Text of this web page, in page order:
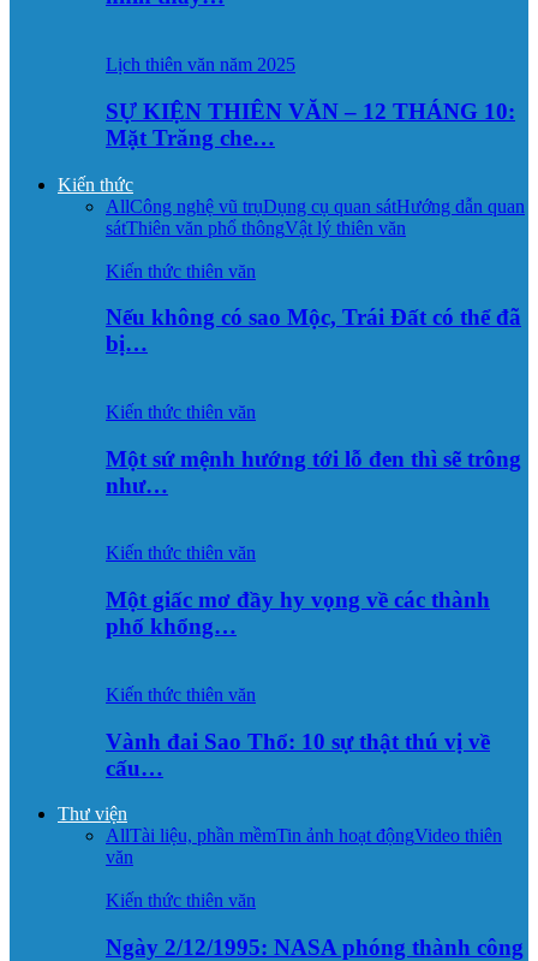
Lịch thiên văn năm 2025
SỰ KIỆN THIÊN VĂN – 12 THÁNG 10:
Mặt Trăng che…
Kiến thức
AllCông nghệ vũ trụDụng cụ quan sátHướng dẫn quan
sátThiên văn phổ thôngVật lý thiên văn
Kiến thức thiên văn
Nếu không có sao Mộc, Trái Đất có thể đã
bị…
Kiến thức thiên văn
Một sứ mệnh hướng tới lỗ đen thì sẽ trông
như…
Kiến thức thiên văn
Một giấc mơ đầy hy vọng về các thành
phố khổng…
Kiến thức thiên văn
Vành đai Sao Thổ: 10 sự thật thú vị về
cấu…
Thư viện
AllTài liệu, phần mềmTin ảnh hoạt độngVideo thiên
văn
Kiến thức thiên văn
Ngày 2/12/1995: NASA phóng thành công